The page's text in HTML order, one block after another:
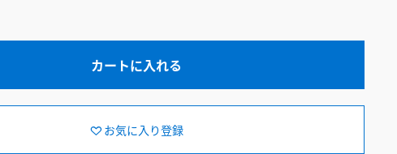
カートに入れる
お気に入り登録